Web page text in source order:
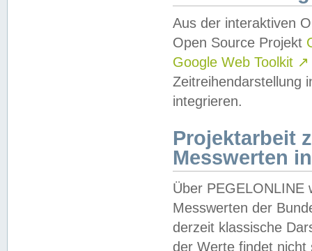
Aus der interaktiven
Open Source Projekt
Google Web Toolkit ↗
Zeitreihendarstellung
integrieren.
Projektarbeit
Messwerten
Über PEGELONLINE
Messwerten der
derzeit klassische
der Werte findet